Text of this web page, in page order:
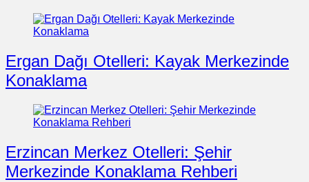
Ergan Dağı Otelleri: Kayak Merkezinde
Konaklama
Erzincan Merkez Otelleri: Şehir
Merkezinde Konaklama Rehberi